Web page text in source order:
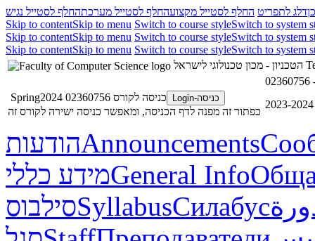
דלג לתפריט החלף לסטייל מקצועהחלף לסטייל מערכתהחלף לסטייל נגיש
Skip to contentSkip to menu Switch to course styleSwitch to system
Skip to contentSkip to menu Switch to course styleSwitch to system
Skip to contentSkip to menu Switch to course styleSwitch to system
כניסה-Login
כניסה לקורס 02360756 Spring2024
כפתור זה מפנה לדף הכניסה, ומאפשר כניסה ישירה לקורס זה
הודעותAnnouncements
מידע כלליGeneral Info
סילבוסSyllabusСилабус